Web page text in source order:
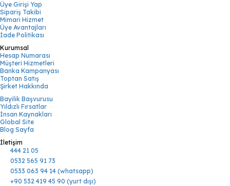
Üye Girişi Yap
Sipariş Takibi
Mimari Hizmet
Üye Avantajları
İade Politikası
Kurumsal
Hesap Numarası
Müşteri Hizmetleri
Banka Kampanyası
Toptan Satış
Şirket Hakkında
Bayilik Başvurusu
Yıldızlı Fırsatlar
İnsan Kaynakları
Global Site
Blog Sayfa
İletişim
444 21 05
0532 565 91 73
0533 063 94 14 (whatsapp)
+90 532 419 45 90 (yurt dışı)